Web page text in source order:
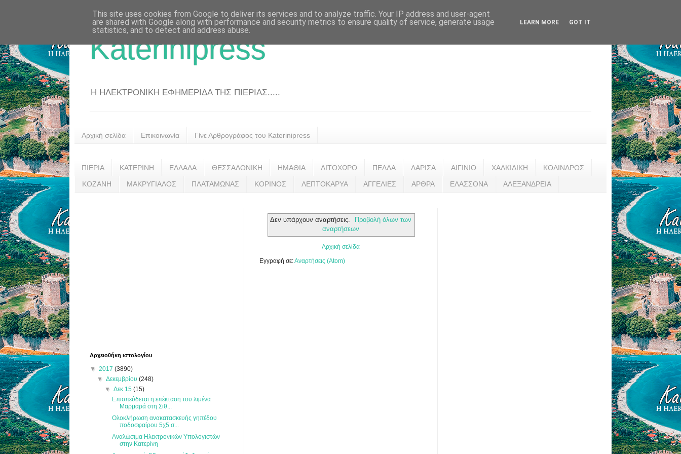
Katerinipress
Η ΗΛΕΚΤΡΟΝΙΚΗ ΕΦΗΜΕΡΙΔΑ ΤΗΣ ΠΙΕΡΙΑΣ.....
Αρχική σελίδα Επικοινωνία Γίνε Αρθρογράφος του Katerinipress
ΠΙΕΡΙΑ ΚΑΤΕΡΙΝΗ ΕΛΛΑΔΑ ΘΕΣΣΑΛΟΝΙΚΗ ΗΜΑΘΙΑ ΛΙΤΟΧΩΡΟ ΠΕΛΛΑ ΛΑΡΙΣΑ ΑΙΓΙΝΙΟ ΧΑΛΚΙΔΙΚΗ ΚΟΛΙΝΔΡΟΣ
ΚΟΖΑΝΗ ΜΑΚΡΥΓΙΑΛΟΣ ΠΛΑΤΑΜΩΝΑΣ ΚΟΡΙΝΟΣ ΛΕΠΤΟΚΑΡΥΑ ΑΓΓΕΛΙΕΣ ΑΡΘΡΑ ΕΛΑΣΣΟΝΑ ΑΛΕΞΑΝΔΡΕΙΑ
Δεν υπάρχουν αναρτήσεις.
Προβολή όλων των
αναρτήσεων
Αρχική σελίδα
Εγγραφή σε:Αναρτήσεις (Atom)
Αρχειοθήκη ιστολογίου
▼ 2017 (3890)
▼Δεκεμβρίου(248)
▼ Δεκ 15 (15)
Επισπεύδεται η επέκταση του λιμένα
Μαρμαρά στη Σιθ...
Ολοκλήρωση ανακατασκευής γηπέδου
ποδοσφαίρου 5χ5 σ...
Αναλώσιμα Ηλεκτρονικών Υπολογιστών
στην Κατερίνη
This site uses cookies from Google to deliver its services and to analyze traffic. Your IP address and user-agent
are shared with Google along with performance and security metrics to ensure quality of service, generate usage
statistics, and to detect and address abuse.
LEARN MORE GOT IT